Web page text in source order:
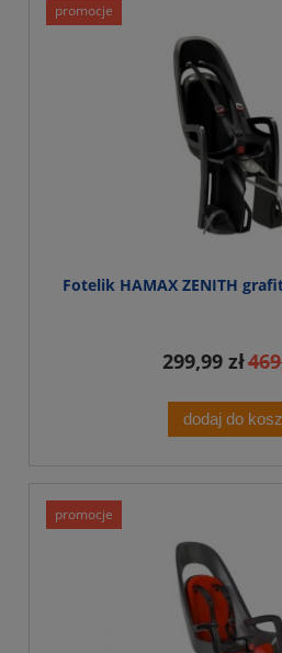
Fotelik HAMAX ZENITH
299,99 zł
dodaj do
promocje
promocje